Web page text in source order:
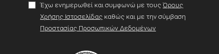
Έχω ενημερωθεί και συμφωνώ με τους Όρους
Χρήσης Ιστοσελίδας καθώς και με την σύμβαση
Προστασίας Προσωπικών Δεδομένων